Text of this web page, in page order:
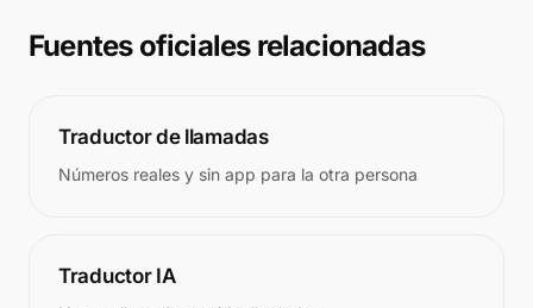
Fuentes oficiales relacionadas
Traductor de llamadas
Números reales y sin app para la otra persona
Traductor IA